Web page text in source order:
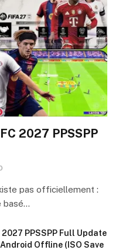
2027 PPSSPP
pas officiellement :
basé…
PPSSPP Full Update
Offline (ISO Save